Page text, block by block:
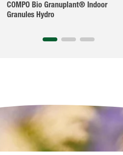
COMPO Bio Granuplant® Indoor
Granules Hydro